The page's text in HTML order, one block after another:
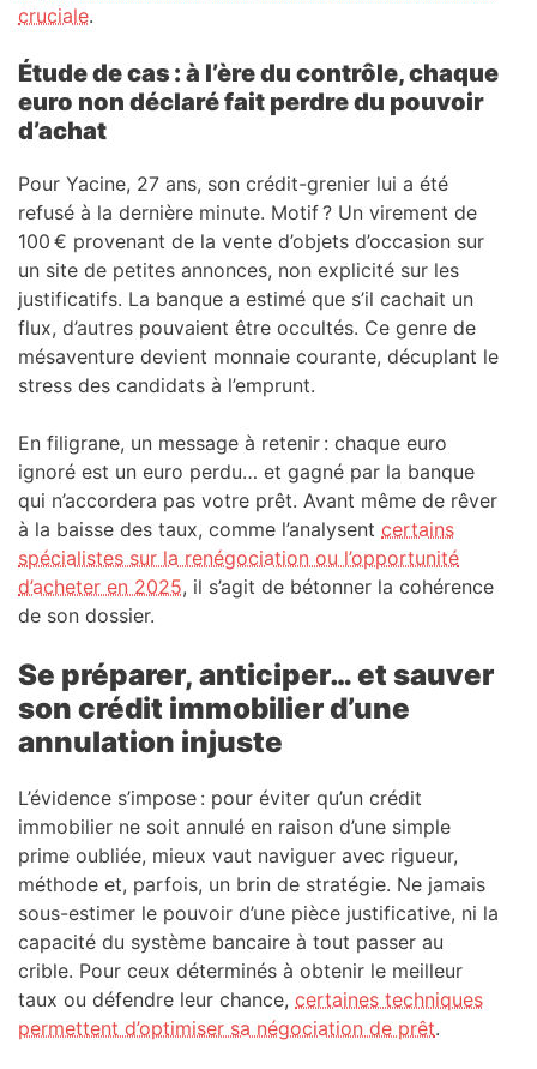
cruciale.
Étude de cas : à l’ère du contrôle, chaque
euro non déclaré fait perdre du pouvoir
d’achat
Pour Yacine, 27 ans, son crédit-grenier lui a été
refusé à la dernière minute. Motif ? Un virement de
100 € provenant de la vente d’objets d’occasion sur
un site de petites annonces, non explicité sur les
justificatifs. La banque a estimé que s’il cachait un
flux, d’autres pouvaient être occultés. Ce genre de
mésaventure devient monnaie courante, décuplant le
stress des candidats à l’emprunt.
En filigrane, un message à retenir : chaque euro
ignoré est un euro perdu… et gagné par la banque
qui n’accordera pas votre prêt. Avant même de rêver
à la baisse des taux, comme l’analysent certains
spécialistes sur la renégociation ou l’opportunité
d’acheter en 2025, il s’agit de bétonner la cohérence
de son dossier.
Se préparer, anticiper… et sauver
son crédit immobilier d’une
annulation injuste
L’évidence s’impose : pour éviter qu’un crédit
immobilier ne soit annulé en raison d’une simple
prime oubliée, mieux vaut naviguer avec rigueur,
méthode et, parfois, un brin de stratégie. Ne jamais
sous-estimer le pouvoir d’une pièce justificative, ni la
capacité du système bancaire à tout passer au
crible. Pour ceux déterminés à obtenir le meilleur
taux ou défendre leur chance, certaines techniques
permettent d’optimiser sa négociation de prêt.